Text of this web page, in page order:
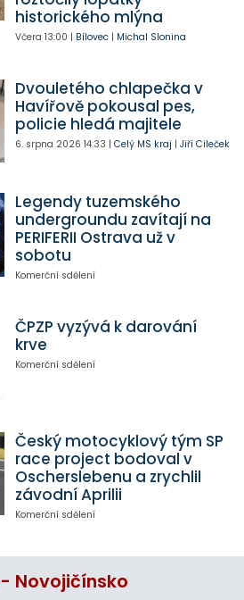
historického mlýna
Včera 13:00 | Bílovec| Michal Slonina
Dvouletého chlapečka v
Havířově pokousal pes,
policie hledá majitele
6. srpna 2026 14:33 | Celý MS kraj | Jiří Cileček
Legendy tuzemského
undergroundu zavítají na
PERIFERII Ostrava už v
sobotu
Komerční sdělení
ČPZP vyzývá k darování
krve
Komerční sdělení
Český motocyklový tým SP
race project bodoval v
Oscherslebenu a zrychlil
závodní Aprilii
Komerční sdělení
Novojičínsko